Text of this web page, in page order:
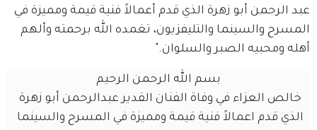
عبد الرحمن أبو زهرة الذي قدم أعمالاً فنية قيمة ومميزة في
المسرح والسينما والتليفزيون، تغمده الله برحمته وألهم
أهله ومحبيه الصبر والسلوان."
بسم الله الرحمن الرحيم
خالص العزاء في وفاة الفنان القدير عبدالرحمن أبو زهرة
الذي قدم اعمالاً فنية قيمة ومميزة في المسرح والسينما